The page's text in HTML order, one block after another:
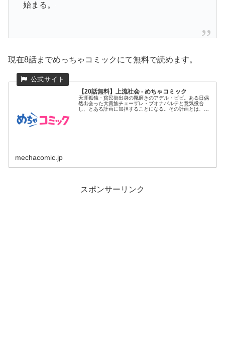
始まる。
現在8話までめっちゃコミックにて無料で読めます。
【20話無料】上流社会 - めちゃコミック
天涯孤独・貧民街出身の靴磨きのアデル・ビビ。ある日偶
然出会った大貴族チェーザレ・ブオナパルテと意気投合
し、とある計画に加担することになる。その計画とは、ブ
mechacomic.jp
スポンサーリンク